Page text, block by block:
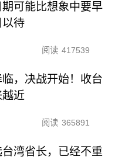
可能比想象中要早
待
阅读 417539
，决战开始！收台
越近
阅读 365891
湾省长，已经不重